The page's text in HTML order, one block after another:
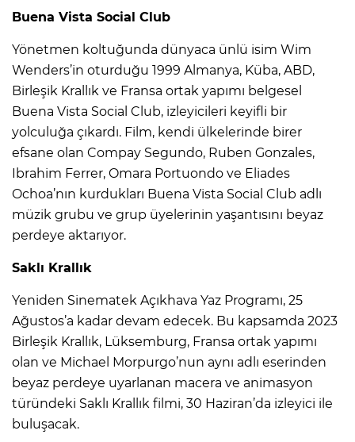
Buena Vista Social Club
Yönetmen koltuğunda dünyaca ünlü isim Wim
Wenders’in oturduğu 1999 Almanya, Küba, ABD,
Birleşik Krallık ve Fransa ortak yapımı belgesel
Buena Vista Social Club, izleyicileri keyifli bir
yolculuğa çıkardı. Film, kendi ülkelerinde birer
efsane olan Compay Segundo, Ruben Gonzales,
Ibrahim Ferrer, Omara Portuondo ve Eliades
Ochoa’nın kurdukları Buena Vista Social Club adlı
müzik grubu ve grup üyelerinin yaşantısını beyaz
perdeye aktarıyor.
Saklı Krallık
Yeniden Sinematek Açıkhava Yaz Programı, 25
Ağustos’a kadar devam edecek. Bu kapsamda 2023
Birleşik Krallık, Lüksemburg, Fransa ortak yapımı
olan ve Michael Morpurgo’nun aynı adlı eserinden
beyaz perdeye uyarlanan macera ve animasyon
türündeki Saklı Krallık filmi, 30 Haziran’da izleyici ile
buluşacak.